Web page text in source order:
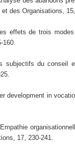
des Organisations, 15,
effets de trois
du conseil
development in
17, 230-241.